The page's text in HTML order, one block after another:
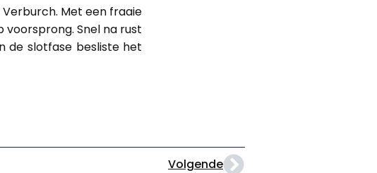
Met een fraaie
Snel na rust
de slotfase besliste het
Volgende